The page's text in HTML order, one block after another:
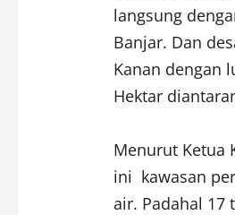
langsung
Banjar. Dan
Kanan dengan
Hektar
Menurut Ketua
ini kawasan
air. Padahal 17